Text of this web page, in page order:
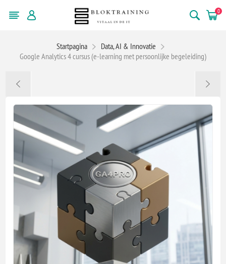
0
Startpagina
Data, AI & Innovatie
Google Analytics 4 cursus (e-learning met persoonlijke begeleiding)